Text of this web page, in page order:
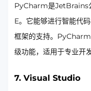
PyCharm是JetBrains
E。它能够进行智能代
框架的支持。
级功能，适用于专业开发
7. Visual Studio